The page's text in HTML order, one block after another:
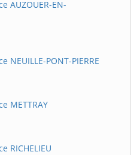
AUZOUER-EN-
PONT-PIERRE
METTRAY
RICHELIEU